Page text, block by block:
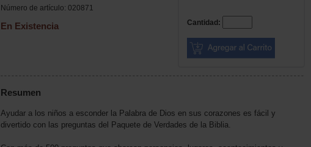
Número de artículo: 020871
En Existencia Cantidad:
Resumen
Ayudar a los niños a esconder la Palabra de Dios en sus corazones es fácil y
divertido con las preguntas del Paquete de Verdades de la Biblia.